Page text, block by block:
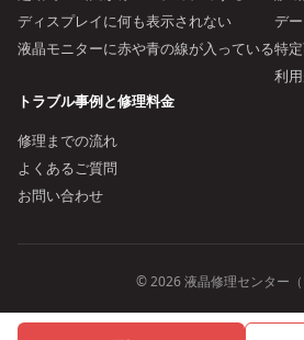
ディスプレイに何も表示されない
液晶モニターに赤や青の線が入っている
デ
特
利
トラブル事例と修理料金
修理までの流れ
よくあるご質問
お問い合わせ
© 2026 液晶修理センター（